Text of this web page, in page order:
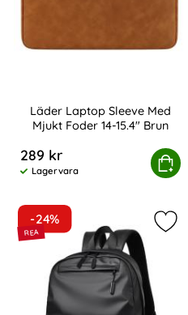
Fodral 15-16" Svart
Läder Laptop Sleeve Med
Mjukt Foder 14-15.4" Brun
289 kr
Tillgänglighet:
Lagervara
Köp
Läder Laptop Sleeve Med
bullCaptain Business
-24%